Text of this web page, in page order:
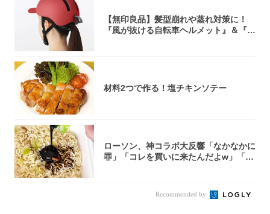
【無印良品】髪型崩れや蒸れ対策に！
『風が抜ける自転車ヘルメット』＆『2
材料2つで作る！塩チキンソテー
ローソン、神コラボ大反響「なかなかに
罪」「コレを買いに来たんだよw」「３
Recommended by